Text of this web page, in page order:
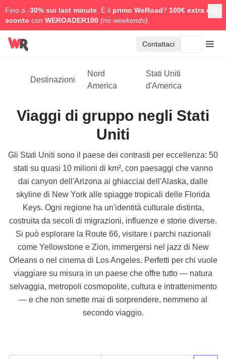
Fino a -30% sui last minute . È il primo WeRoad? 100€ extra di
sconto con WEROADER100 (no weekends).
Contattaci
Destinazioni
Nord
America
Stati Uniti
d'America
Viaggi di gruppo negli Stati
Uniti
Gli Stati Uniti sono il paese dei contrasti per eccellenza: 50
stati su quasi 10 milioni di km², con paesaggi che vanno
dai canyon dell'Arizona ai ghiacciai dell'Alaska, dalle
skyline di New York alle spiagge tropicali delle Florida
Keys. Ogni regione ha un'identità culturale distinta,
costruita da secoli di migrazioni, influenze e storie diverse.
Si può esplorare la Route 66, visitare i parchi nazionali
come Yellowstone e Zion, immergersi nel jazz di New
Orleans o nel cinema di Los Angeles. Perfetti per chi vuole
viaggiare su misura in un paese che offre tutto — natura
selvaggia, metropoli cosmopolite, cultura e intrattenimento
— e che non smette mai di sorprendere, nemmeno al
secondo viaggio.